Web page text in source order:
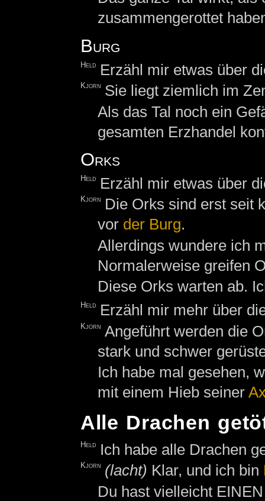
zusammengerottet
Burg
Held Erzähl mir etwas über
Kjorn Sie liegt ziemlich im
Als das Tal noch ein
gesamten Erzhandel
Orks
Held Erzähl mir etwas über
Kjorn
Die Orks sind erst seit
vor der Burg.
Allerdings wundere ich
Normalerweise greifen
Diese Orks warten ab.
Held Erzähl mir mehr über
Kjorn Angeführt werden die
stark und schwer
Ich habe mal gesehen,
mit einem Hieb seiner
Alle Drachen
Held Ich habe alle Drachen
Kjorn (lacht) Klar, und ich bin
Du hast vielleicht